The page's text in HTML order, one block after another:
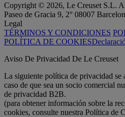
Copyright © 2026, Le Creuset S.L.
Paseo de Gracia 9, 2° 08007
Legal
TÉRMINOS Y CONDICIONES
POLÍTICA DE COOKIES
Aviso De Privacidad De Le Creuset
La siguiente política de privacidad se
caso de que sea un socio comercial
de privacidad B2B.
(para obtener información sobre la
cookies, consulte nuestra Política de